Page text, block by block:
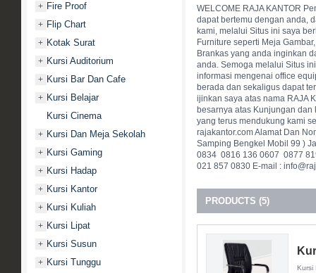
+ Fire Proof
+ Flip Chart
+ Kotak Surat
+ Kursi Auditorium
+ Kursi Bar Dan Cafe
+ Kursi Belajar
Kursi Cinema
+ Kursi Dan Meja Sekolah
+ Kursi Gaming
+ Kursi Hadap
+ Kursi Kantor
+ Kursi Kuliah
+ Kursi Lipat
+ Kursi Susun
+ Kursi Tunggu
WELCOME RAJA KANTOR
dapat bertemu dengan anda,
kami, melalui Situs ini saya
Furniture seperti Meja
Brankas yang anda inginkan
anda. Semoga melalui Situs
informasi mengenai office
berada dan sekaligus dapat
ijinkan saya atas nama RAJA
besarnya atas Kunjungan
yang terus mendukung kami
rajakantor.com Alamat Dan
Samping Bengkel Mobil 99 )
0834  0816 136 0607  0877
021 857 0830 E-mail :
PRODUCTS (5)
Kursi